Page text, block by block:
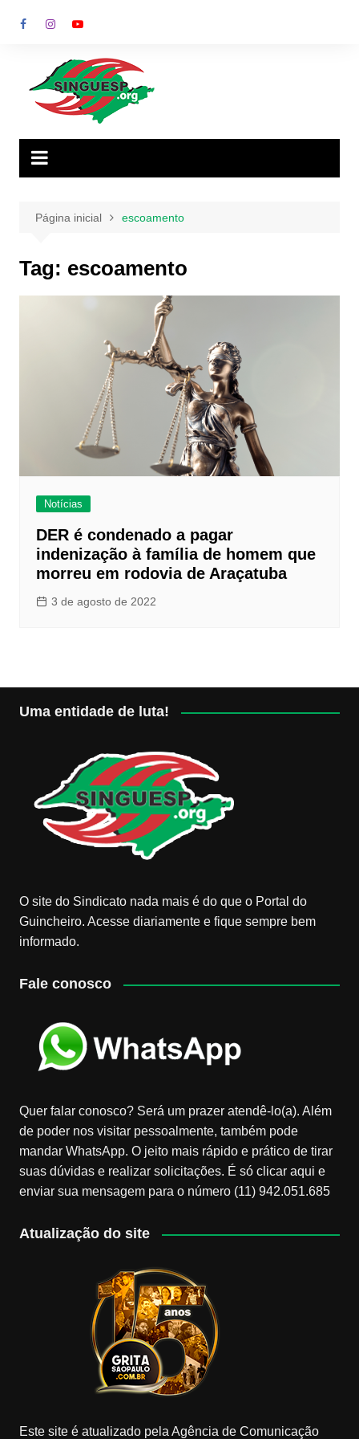
para
Página inicial escoamento
Tag: escoamento
Notícias
DER é condenado a pagar
indenização à família de homem que
morreu em rodovia de Araçatuba
3 de agosto de 2022
Uma entidade de luta!
O site do Sindicato nada mais é do que o Portal do
Guincheiro. Acesse diariamente e fique sempre bem
informado.
Fale conosco
Quer falar conosco? Será um prazer atendê-lo(a). Além
de poder nos visitar pessoalmente, também pode
mandar WhatsApp. O jeito mais rápido e prático de tirar
suas dúvidas e realizar solicitações. É só clicar aqui e
enviar sua mensagem para o número (11) 942.051.685
Atualização do site
Este site é atualizado pela Agência de Comunicação